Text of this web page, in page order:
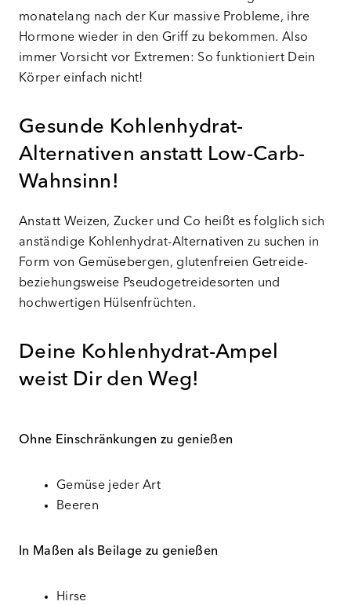
monatelang nach der Kur massive Probleme, ihre
Hormone wieder in den Griff zu bekommen. Also
immer Vorsicht vor Extremen: So funktioniert Dein
Körper einfach nicht!
Gesunde Kohlenhydrat-
Alternativen anstatt Low-Carb-
Wahnsinn!
Anstatt Weizen, Zucker und Co heißt es folglich sich
anständige Kohlenhydrat-Alternativen zu suchen in
Form von Gemüsebergen, glutenfreien Getreide-
beziehungsweise Pseudogetreidesorten und
hochwertigen Hülsenfrüchten.
Deine Kohlenhydrat-Ampel
weist Dir den Weg!
Ohne Einschränkungen zu genießen
Gemüse jeder Art
Beeren
In Maßen als Beilage zu genießen
Hirse